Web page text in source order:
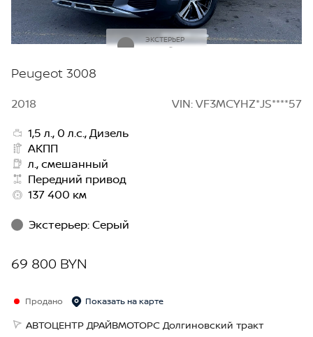
ЭКСТЕРЬЕР
Серый
Peugeot 3008
2018
VIN: VF3MCYHZ*JS****57
1,5 л., 0 л.с., Дизель
АКПП
л., смешанный
Передний привод
137 400 км
Экстерьер:Серый
69 800 BYN
Продано Показать на карте
АВТОЦЕНТР ДРАЙВМОТОРС Долгиновский тракт